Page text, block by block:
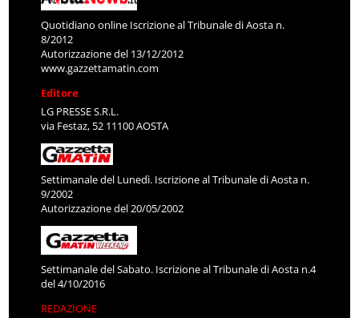
Quotidiano online Iscrizione al Tribunale di Aosta n.
8/2012
Autorizzazione del 13/12/2012
www.gazzettamatin.com
Editore
LG PRESSE S.R.L.
via Festaz, 52 11100 AOSTA
Settimanale del Lunedì. Iscrizione al Tribunale di Aosta n.
9/2002
Autorizzazione del 20/05/2002
Settimanale del Sabato. Iscrizione al Tribunale di Aosta n.4
del 4/10/2016
REDAZIONE